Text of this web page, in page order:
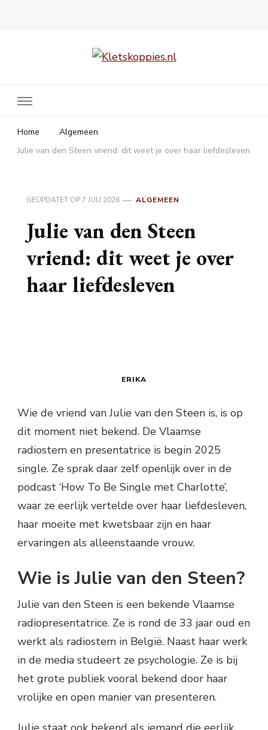
Home
Algemeen
Julie van den Steen vriend: dit weet je over haar liefdesleven
GEÜPDATET OP7 JULI 2026 ALGEMEEN
Julie van den Steen
vriend: dit weet je over
haar liefdesleven
ERIKA
Wie de vriend van Julie van den Steen is, is op
dit moment niet bekend. De Vlaamse
radiostem en presentatrice is begin 2025
single. Ze sprak daar zelf openlijk over in de
podcast ‘How To Be Single met Charlotte’,
waar ze eerlijk vertelde over haar liefdesleven,
haar moeite met kwetsbaar zijn en haar
ervaringen als alleenstaande vrouw.
Wie is Julie van den Steen?
Julie van den Steen is een bekende Vlaamse
radiopresentatrice. Ze is rond de 33 jaar oud en
werkt als radiostem in België. Naast haar werk
in de media studeert ze psychologie. Ze is bij
het grote publiek vooral bekend door haar
vrolijke en open manier van presenteren.